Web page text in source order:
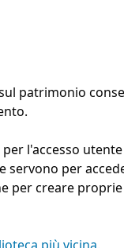
patrimonio
l'accesso
servono per
per creare